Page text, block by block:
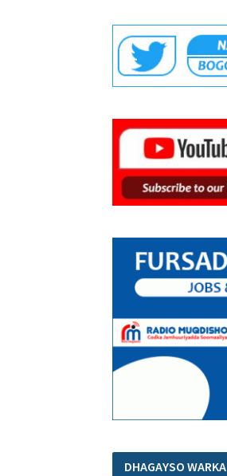
DHAGAYSO WARKA